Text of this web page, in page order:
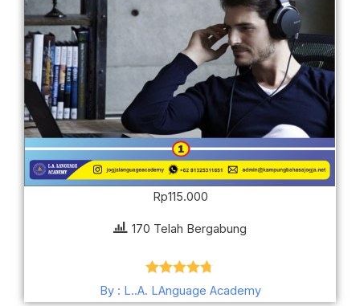
Rp115.000
170 Telah Bergabung
Dinilai4.70
dari 5
By : L..A. LAnguage Academy